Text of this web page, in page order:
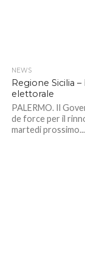
NEWS
Regione Sicilia
elettorale
PALERMO. Il
de force per il
martedi prossimo...